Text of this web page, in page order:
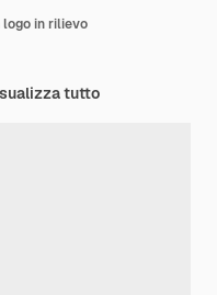
in rilievo
tutto